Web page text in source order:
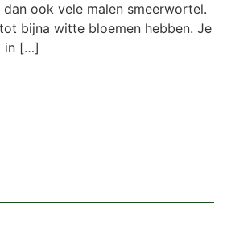
dan ook vele malen smeerwortel.
bijna witte bloemen hebben. Je
in […]